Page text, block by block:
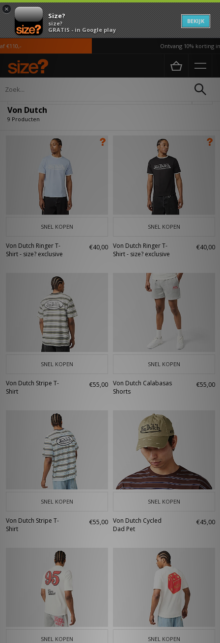
×
Size?
size?
GRATIS - in Google play
BEKIJK
Ontvang 10% korting in
Home Von Dutch
Von Dutch
9 Producten
SNEL KOPEN
Von Dutch Ringer T-
Shirt - size? exclusive
€40,00
SNEL KOPEN
Von Dutch Ringer T-
Shirt - size? exclusive
€40,00
SNEL KOPEN
Von Dutch Stripe T-
Shirt
€55,00
SNEL KOPEN
Von Dutch Calabasas
Shorts
€55,00
SNEL KOPEN
Von Dutch Stripe T-
Shirt
€55,00
SNEL KOPEN
Von Dutch Cycled
Dad Pet
€45,00
SNEL KOPEN SNEL KOPEN